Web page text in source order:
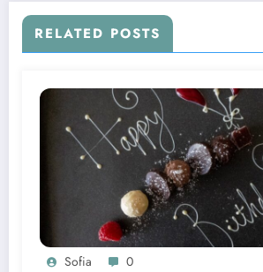
RELATED POSTS
Sofia 0